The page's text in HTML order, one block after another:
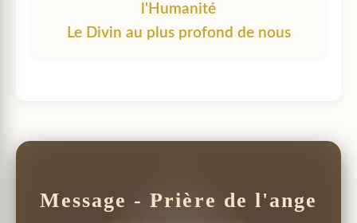
l'Humanité
Le Divin au plus profond de nous
Message - Prière de l'ange